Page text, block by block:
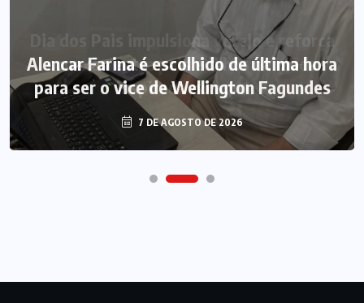
Alencar Farina é escolhido de última hora
para ser o vice de Wellington Fagundes
7 DE AGOSTO DE 2026